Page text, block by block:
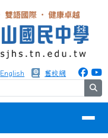
English 舊校網